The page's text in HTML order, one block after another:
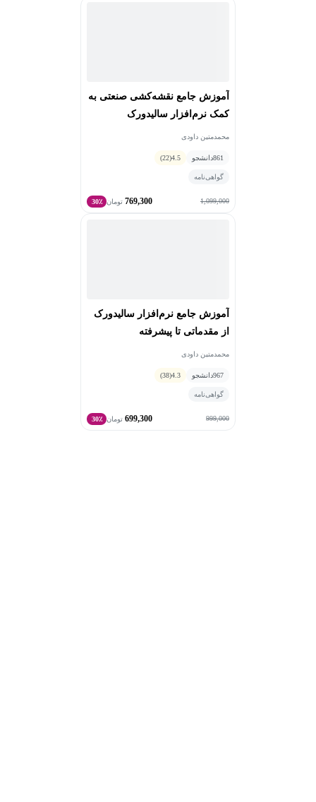
دانشگاه شهید بهشتی هستند و در بحث طراحی و ساخت بدنه
و ارتباطات داخلی ربات فعالیت دارند. از علایق پژوهشی
ایشان می‌توان به مطالعه و طراحی و مهندسی معکوس
ربات‍‌های صنعتی گوناگون اشاره کرد.
آموزش جامع نقشه‌کشی صنعتی به
کمک نرم‌افزار سالیدورک
محمدمتین داودی
861دانشجو 4.5
(22)
گواهی‌نامه
1,099,000
769,300 تومان 30٪
آموزش جامع نرم‌افزار سالیدورک
از مقدماتی تا پیشرفته
محمدمتین داودی
967دانشجو 4.3
(38)
گواهی‌نامه
999,000
699,300 تومان 30٪